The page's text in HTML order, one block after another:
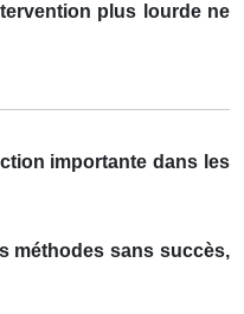
plus lourde ne
importante dans les
méthodes sans succès,